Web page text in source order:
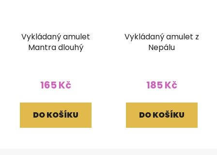
Vykládaný amulet
Mantra dlouhý
165 Kč
DO KOŠÍKU
Vykládaný amulet z
Nepálu
185 Kč
DO KOŠÍKU